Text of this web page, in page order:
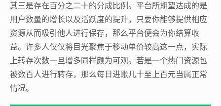
其三是存在百分之二十的分成比例。平台所期望达成的是
用户数量的增长以及活跃度的提升，只要你能够提供相应
资源从而吸引他人进行保存，那么平台便会为你结算收
益。许多人仅仅将目光聚焦于移动单价较高这一点，实际
上转存次数一旦增多同样颇为可观。若是一个热门资源包
被数百人进行转存，那么每日进账几十至上百元当属正常
情况。